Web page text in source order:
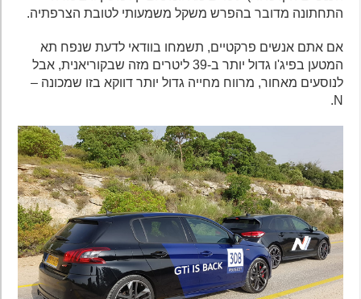
התחתונה מדובר בהפרש משקל משמעותי לטובת הצרפתיה.
אם אתם אנשים פרקטיים, תשמחו בוודאי לדעת שנפח תא
המטען בפיג'ו גדול יותר ב-39 ליטרים מזה שבקוריאנית, אבל
לנוסעים מאחור, מרווח מחייה גדול יותר דווקא בזו שמכונה –